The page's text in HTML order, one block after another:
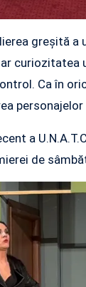
greșită
curiozitatea
Ca în
a
de